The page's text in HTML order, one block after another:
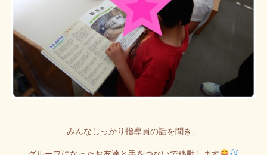
みんなしっかり指導員の話を聞き、